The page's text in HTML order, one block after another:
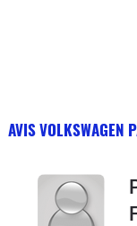
AVIS VOLKSWAGEN